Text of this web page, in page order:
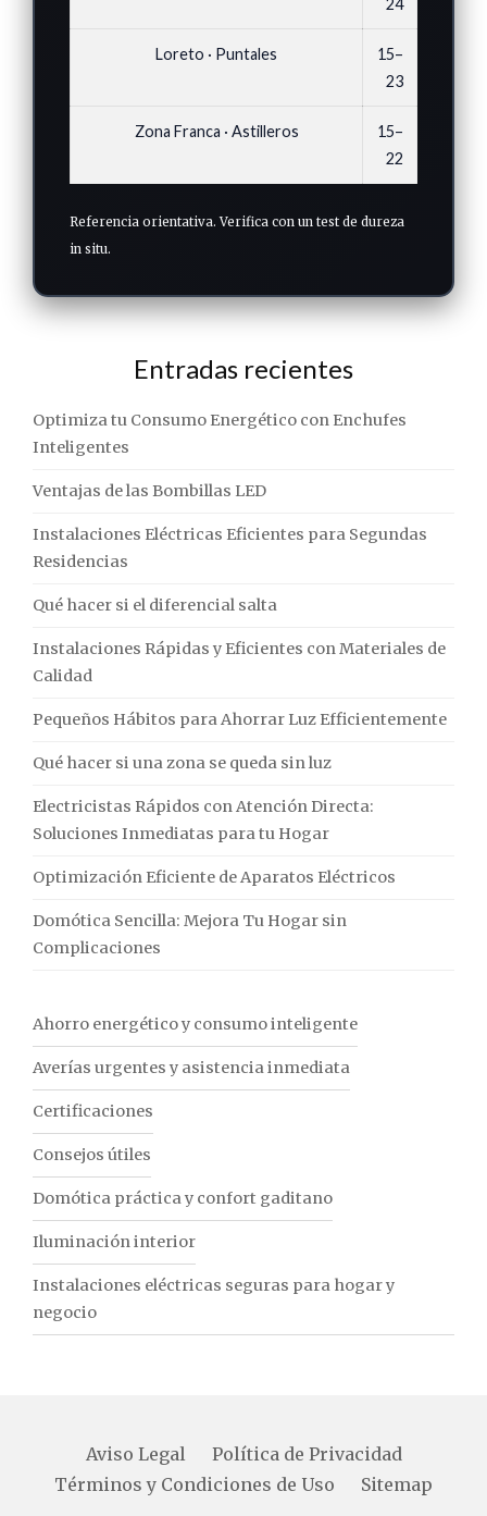
24
Loreto · Puntales
15–
23
Zona Franca · Astilleros
15–
22
Referencia orientativa. Verifica con un test de dureza
in situ.
Entradas recientes
Optimiza tu Consumo Energético con Enchufes
Inteligentes
Ventajas de las Bombillas LED
Instalaciones Eléctricas Eficientes para Segundas
Residencias
Qué hacer si el diferencial salta
Instalaciones Rápidas y Eficientes con Materiales de
Calidad
Pequeños Hábitos para Ahorrar Luz Efficientemente
Qué hacer si una zona se queda sin luz
Electricistas Rápidos con Atención Directa:
Soluciones Inmediatas para tu Hogar
Optimización Eficiente de Aparatos Eléctricos
Domótica Sencilla: Mejora Tu Hogar sin
Complicaciones
Ahorro energético y consumo inteligente
Averías urgentes y asistencia inmediata
Certificaciones
Consejos útiles
Domótica práctica y confort gaditano
Iluminación interior
Instalaciones eléctricas seguras para hogar y
negocio
Aviso Legal
Política de Privacidad
Términos y Condiciones de Uso
Sitemap